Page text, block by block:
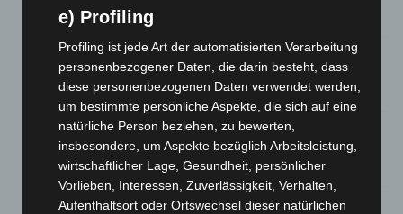
7. August 2026
Hannover: Erste Tigermücken-Population in Niedersachsen
entdeckt
7. August 2026
Brand im „Haus der Begegnung“ in Neuwarmbüchen schnell
eingedämmt
6. August 2026
Region Hannover: 21 neue Notfallsanitäter starten beim
e) Profiling
Profiling ist jede Art der automatisierten Verarbeitung
personenbezogener Daten, die darin besteht, dass
diese personenbezogenen Daten verwendet werden,
um bestimmte persönliche Aspekte, die sich auf eine
natürliche Person beziehen, zu bewerten,
insbesondere, um Aspekte bezüglich Arbeitsleistung,
wirtschaftlicher Lage, Gesundheit, persönlicher
Vorlieben, Interessen, Zuverlässigkeit, Verhalten,
Aufenthaltsort oder Ortswechsel dieser natürlichen